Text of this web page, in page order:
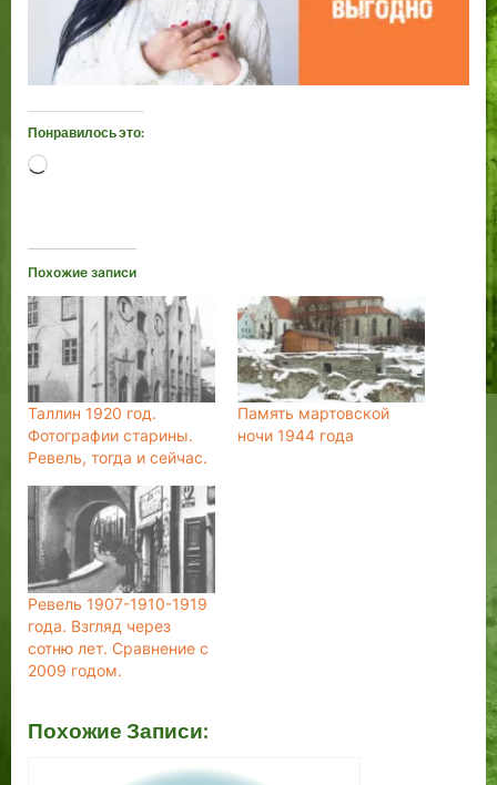
Понравилось это:
Загрузка…
Похожие записи
Таллин 1920 год.
Фотографии старины.
Ревель, тогда и сейчас.
Память мартовской
ночи 1944 года
Ревель 1907-1910-1919
года. Взгляд через
сотню лет. Сравнение с
2009 годом.
Похожие Записи: